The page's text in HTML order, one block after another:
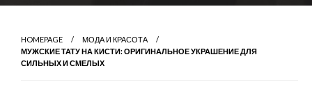
HOMEPAGE
МОДА И КРАСОТА
МУЖСКИЕ ТАТУ НА КИСТИ: ОРИГИНАЛЬНОЕ УКРАШЕНИЕ ДЛЯ
СИЛЬНЫХ И СМЕЛЫХ